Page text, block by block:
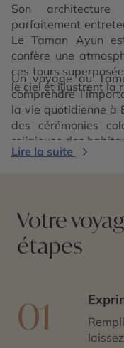
Son
parfaitement
Le Taman Ayun
confère une
ces tours
le ciel et illustrent la
Un voyage au
comprendre
la vie quotidienne à
des cérémonies
religieuse des
Lire la suite
Votre
étapes
01